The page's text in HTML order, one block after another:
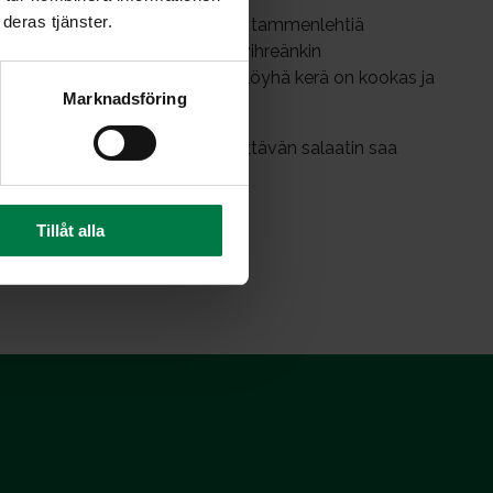
tjänster.
Marknadsföring
Tillåt alla
lehdet ovat liuskoittuneet tammenlehtiä
ja vihreälehtisenä, mutta vihreänkin
vivahdus. Salaatin löyhä kerä on kookas ja
ja ruokien koristelussa. Näyttävän salaatin saa
suojattuna.